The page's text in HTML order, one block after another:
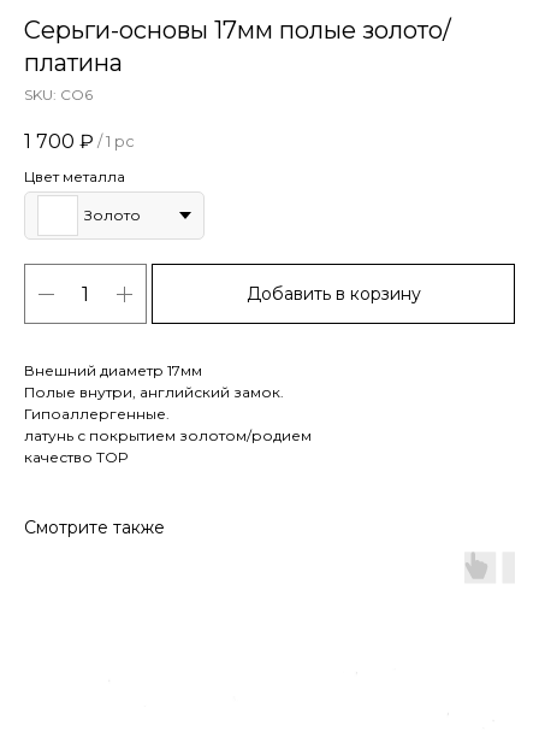
Серьги-основы 17мм полые золото/
платина
SKU: СО6
1 700 ₽ / 1 pc
Цвет металла
Золото
Добавить в корзину
Внешний диаметр 17мм
Полые внутри, английский замок.
Гипоаллергенные.
латунь с покрытием золотом/родием
качество TOP
Смотрите также